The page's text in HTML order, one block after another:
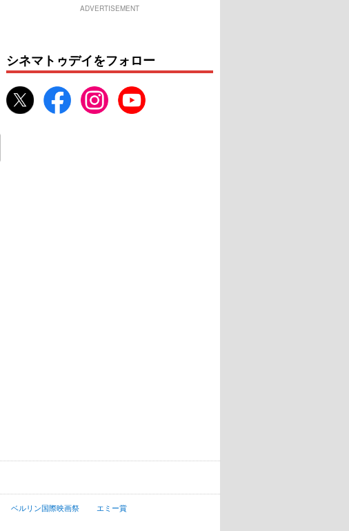
脳内ポイズンベリー
U-NEXTで見る
ベロニカは死ぬことにした
ADVERTISEMENT
シネマトゥデイをフォロー
ベルリン国際映画祭
エミー賞